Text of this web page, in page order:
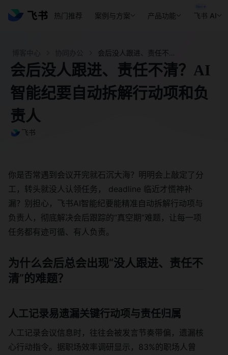
热门推荐 案例与方案 产品功能 飞书 AI
会后没人跟进、责任不清？AI
智能纪要自动拆解行动项和负
责人
飞书
你是否常遇到会议开完就石沉大海？明明会上敲定了分
工，转头就没人认领任务， deadline 临近才慌神补
漏？别担心，飞书AI智能纪要能精准自动拆解行动项与
负责人，彻底解决会后跟踪的“真空期”难题，让每一项
任务都有迹可循、有人负责。
为什么会后总会出现“没人跟进、责任不
清”的难题？
人工记录易遗漏关键行动项与责任归属
人工记录会议信息时，往往会被发言节奏带偏，遗漏核
心行动指令。据职场效率调研显示，83%的职场人曾